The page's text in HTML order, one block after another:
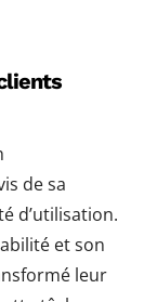
de sa
d’utilisation.
et son
leur